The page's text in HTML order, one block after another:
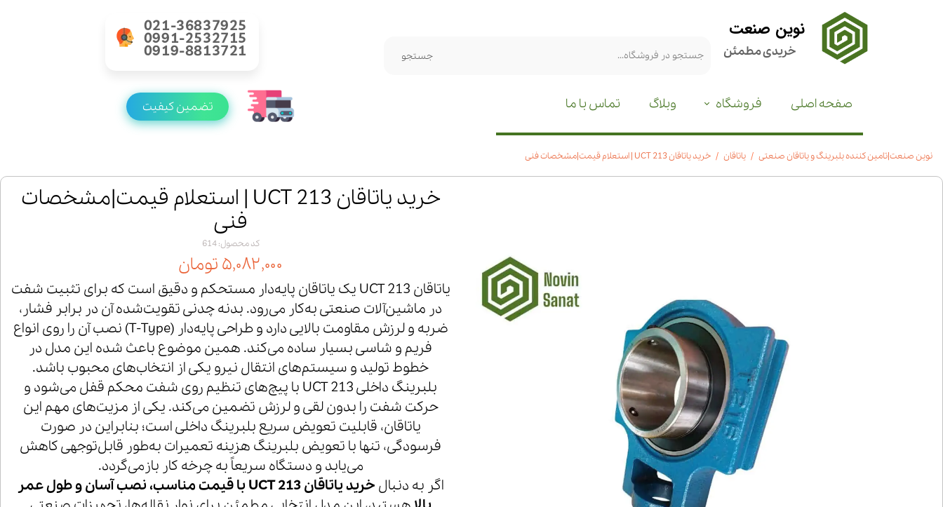
نوین صنعت
خریدی مطمئن
021-36837925
0991-2532715
0919-8813721 جستجو
تضمین کیفیت صفحه اصلی فروشگاه وبلاگ تماس با ما
نوین صنعت|تامین کننده بلبرینگ و یاتاقان صنعتی یاتاقان خرید یاتاقان UCT 213 | استعلام قیمت|مشخصات فنی
خرید یاتاقان UCT 213 | استعلام قیمت|مشخصات
فنی
کد محصول: 614
۵,۰۸۲,۰۰۰ تومان
یاتاقان UCT 213 یک یاتاقان پایه‌دار مستحکم و دقیق است که برای تثبیت شفت
در ماشین‌آلات صنعتی به‌کار می‌رود. بدنه چدنی تقویت‌شده آن در برابر فشار،
ضربه و لرزش مقاومت بالایی دارد و طراحی پایه‌دار (T-Type) نصب آن را روی انواع
فریم و شاسی بسیار ساده می‌کند. همین موضوع باعث شده این مدل در
خطوط تولید و سیستم‌های انتقال نیرو یکی از انتخاب‌های محبوب باشد.
بلبرینگ داخلی UCT 213 با پیچ‌های تنظیم روی شفت محکم قفل می‌شود و
حرکت شفت را بدون لقی و لرزش تضمین می‌کند. یکی از مزیت‌های مهم این
یاتاقان، قابلیت تعویض سریع بلبرینگ داخلی است؛ بنابراین در صورت
فرسودگی، تنها با تعویض بلبرینگ هزینه تعمیرات به‌طور قابل‌توجهی کاهش
می‌یابد و دستگاه سریعاً به چرخه کار بازمی‌گردد.
اگر به دنبال
خرید یاتاقان UCT 213 با قیمت مناسب، نصب آسان و طول عمر